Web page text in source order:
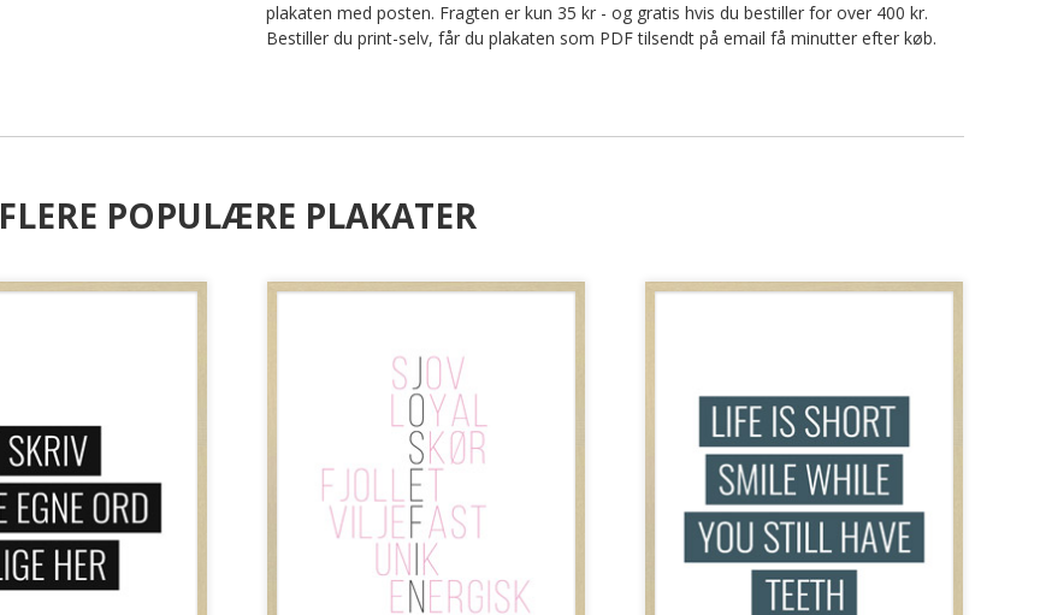
plakaten med posten. Fragten er kun 35 kr - og gratis hvis du bestiller for over 400 kr.
Bestiller du print-selv, får du plakaten som PDF tilsendt på email få minutter efter køb.
FLERE POPULÆRE PLAKATER